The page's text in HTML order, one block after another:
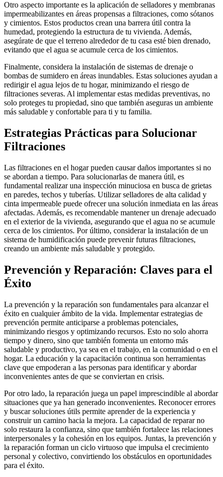
Otro aspecto importante es la aplicación de selladores y membranas
impermeabilizantes en áreas propensas a filtraciones, como sótanos
y cimientos. Estos productos crean una barrera útil contra la
humedad, protegiendo la estructura de tu vivienda. Además,
asegúrate de que el terreno alrededor de tu casa esté bien drenado,
evitando que el agua se acumule cerca de los cimientos.
Finalmente, considera la instalación de sistemas de drenaje o
bombas de sumidero en áreas inundables. Estas soluciones ayudan a
redirigir el agua lejos de tu hogar, minimizando el riesgo de
filtraciones severas. Al implementar estas medidas preventivas, no
solo proteges tu propiedad, sino que también aseguras un ambiente
más saludable y confortable para ti y tu familia.
Estrategias Prácticas para Solucionar
Filtraciones
Las filtraciones en el hogar pueden causar daños importantes si no
se abordan a tiempo. Para solucionarlas de manera útil, es
fundamental realizar una inspección minuciosa en busca de grietas
en paredes, techos y tuberías. Utilizar selladores de alta calidad y
cinta impermeable puede ofrecer una solución inmediata en las áreas
afectadas. Además, es recomendable mantener un drenaje adecuado
en el exterior de la vivienda, asegurando que el agua no se acumule
cerca de los cimientos. Por último, considerar la instalación de un
sistema de humidificación puede prevenir futuras filtraciones,
creando un ambiente más saludable y protegido.
Prevención y Reparación: Claves para el
Éxito
La prevención y la reparación son fundamentales para alcanzar el
éxito en cualquier ámbito de la vida. Implementar estrategias de
prevención permite anticiparse a problemas potenciales,
minimizando riesgos y optimizando recursos. Esto no solo ahorra
tiempo y dinero, sino que también fomenta un entorno más
saludable y productivo, ya sea en el trabajo, en la comunidad o en el
hogar. La educación y la capacitación continua son herramientas
clave que empoderan a las personas para identificar y abordar
inconvenientes antes de que se conviertan en crisis.
Por otro lado, la reparación juega un papel imprescindible al abordar
situaciones que ya han generado inconvenientes. Reconocer errores
y buscar soluciones útils permite aprender de la experiencia y
construir un camino hacia la mejora. La capacidad de reparar no
solo restaura la confianza, sino que también fortalece las relaciones
interpersonales y la cohesión en los equipos. Juntas, la prevención y
la reparación forman un ciclo virtuoso que impulsa el crecimiento
personal y colectivo, convirtiendo los obstáculos en oportunidades
para el éxito.